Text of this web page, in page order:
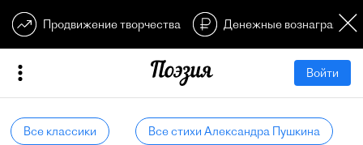
Продвижение творчества Денежные
Войти
Все классики Все стихи Александра Пушкина